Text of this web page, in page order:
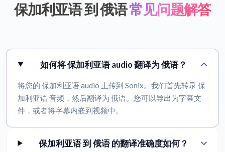
保加利亚语 到 俄语常见问题解答
如何将 保加利亚语 audio 翻译为 俄语？
将您的 保加利亚语 audio 上传到 Sonix。我们首先转录 保
加利亚语 音频，然后翻译为 俄语。您可以导出为字幕文
件，或者将字幕内嵌到视频中。
保加利亚语 到 俄语 的翻译准确度如何？